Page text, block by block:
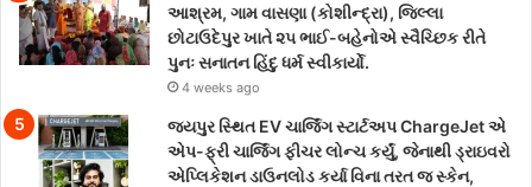
આશ્રમ, ગામ વાસણા (કોશીન્દ્રા), જિલ્લા
છોટાઉદેપુર ખાતે ૨૫ ભાઈ-બહેનોએ સ્વૈચ્છિક રીતે
પુનઃ સનાતન હિંદુ ધર્મ સ્વીકાર્યો.
4 weeks ago
જયપુર સ્થિત EV ચાર્જિંગ સ્ટાર્ટઅપ ChargeJet એ
એપ-ફ્રી ચાર્જિંગ ફીચર લોન્ચ કર્યું, જેનાથી ડ્રાઇવરો
એપ્લિકેશન ડાઉનલોડ કર્યા વિના તરત જ સ્કેન,